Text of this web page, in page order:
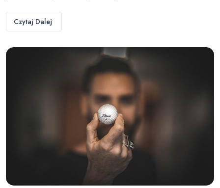
Czytaj Dalej